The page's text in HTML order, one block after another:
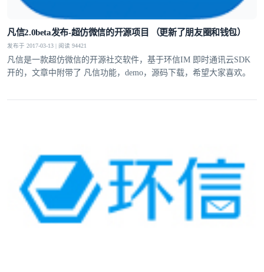
凡信2.0beta发布-超仿微信的开源项目 （更新了朋友圈和钱包）
发布于 2017-03-13 | 阅读 94421
凡信是一款超仿微信的开源社交软件，基于环信IM 即时通讯云SDK
开的，文章中附带了 凡信功能，demo，源码下载，希望大家喜欢。
登录客服云